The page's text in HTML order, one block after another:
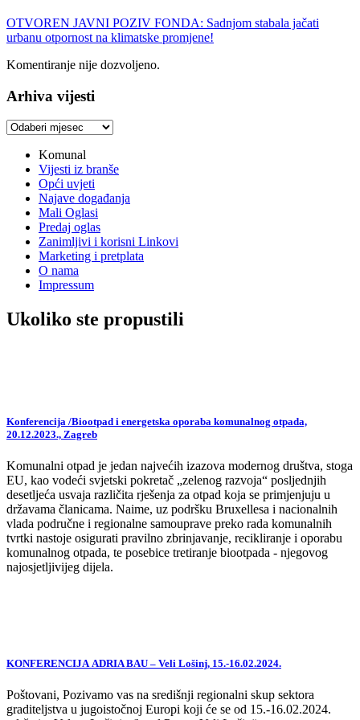
OTVOREN JAVNI POZIV FONDA: Sadnjom stabala jačati
urbanu otpornost na klimatske promjene!
Komentiranje nije dozvoljeno.
Arhiva vijesti
Arhiva
Komunal
Vijesti iz branše
Opći uvjeti
Najave događanja
Mali Oglasi
Predaj oglas
Zanimljivi i korisni Linkovi
Marketing i pretplata
O nama
Impressum
Ukoliko ste propustili
Konferencija /Biootpad i energetska oporaba komunalnog otpada,
20.12.2023., Zagreb
Komunalni otpad je jedan najvećih izazova modernog društva, stoga
EU, kao vodeći svjetski pokretač „zelenog razvoja“ posljednjih
desetljeća usvaja različita rješenja za otpad koja se primjenjuju u
državama članicama. Naime, uz podršku Bruxellesa i nacionalnih
vlada područne i regionalne samouprave preko rada komunalnih
tvrtki nastoje osigurati pravilno zbrinjavanje, recikliranje i oporabu
komunalnog otpada, te posebice tretiranje biootpada - njegovog
najosjetljivijeg dijela.
KONFERENCIJA ADRIA BAU – Veli Lošinj, 15.-16.02.2024.
Poštovani, Pozivamo vas na središnji regionalni skup sektora
graditeljstva u jugoistočnoj Europi koji će se od 15.-16.02.2024.